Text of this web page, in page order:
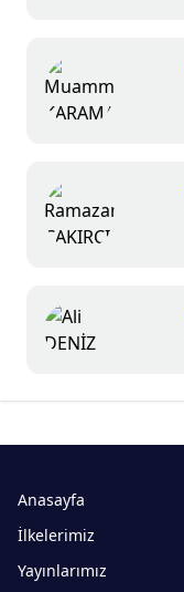
Anasayfa
İlkelerimiz
Yayınlarımız